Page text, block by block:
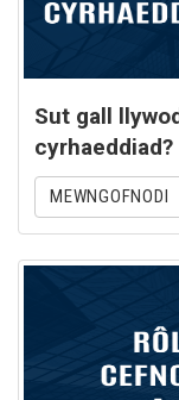
Sut gall
cyrhaeddiad?
MEWNGOFNODI